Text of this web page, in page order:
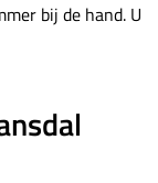
bij de hand. U